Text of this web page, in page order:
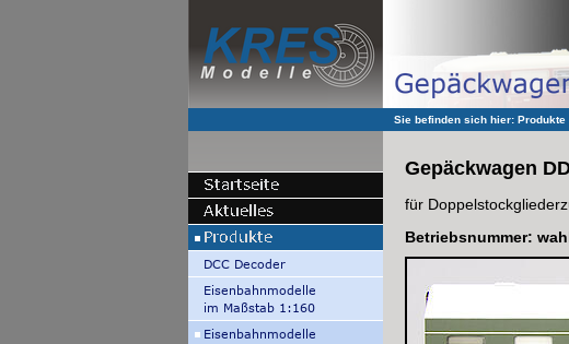
Sie befinden sich hier: Produkte
Gepäckwagen
für
Betriebsnummer: